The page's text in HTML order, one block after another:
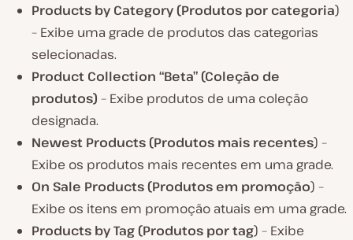
Products by Category (Produtos por categoria)
– Exibe uma grade de produtos das categorias
selecionadas.
Product Collection “Beta” (Coleção de
produtos) – Exibe produtos de uma coleção
designada.
Newest Products (Produtos mais recentes) –
Exibe os produtos mais recentes em uma grade.
On Sale Products (Produtos em promoção) –
Exibe os itens em promoção atuais em uma grade.
Products by Tag (Produtos por tag) – Exibe